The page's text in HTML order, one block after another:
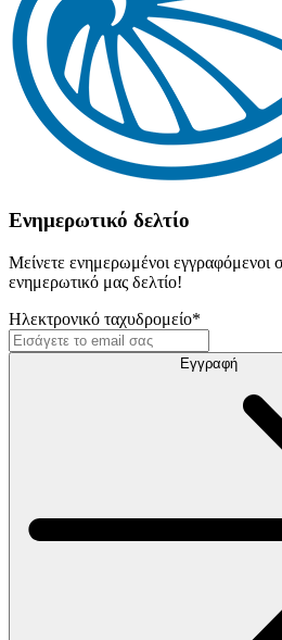
Ενημερωτικό δελτίο
Μείνετε ενημερωμένοι εγγραφόμενοι
ενημερωτικό μας δελτίο!
Ηλεκτρονικό ταχυδρομείο*
Εγγραφή